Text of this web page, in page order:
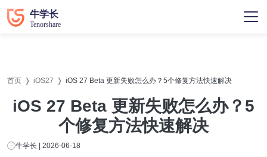
首页 iOS27 iOS 27 Beta 更新失败怎么办？5个修复方法快速解决
iOS 27 Beta 更新失败怎么办？5
个修复方法快速解决
牛学长 | 2026-06-18